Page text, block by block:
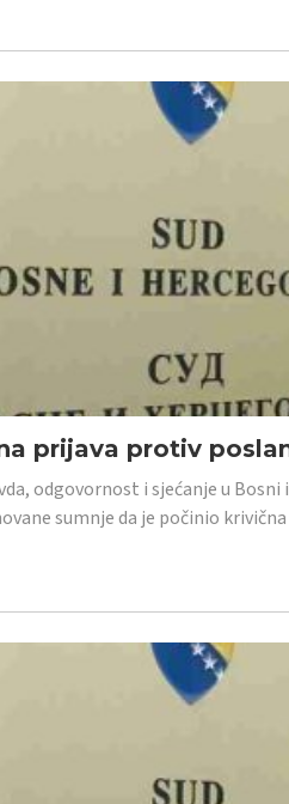
prijava protiv
odgovornost i sjećanje u
sumnje da je počinio